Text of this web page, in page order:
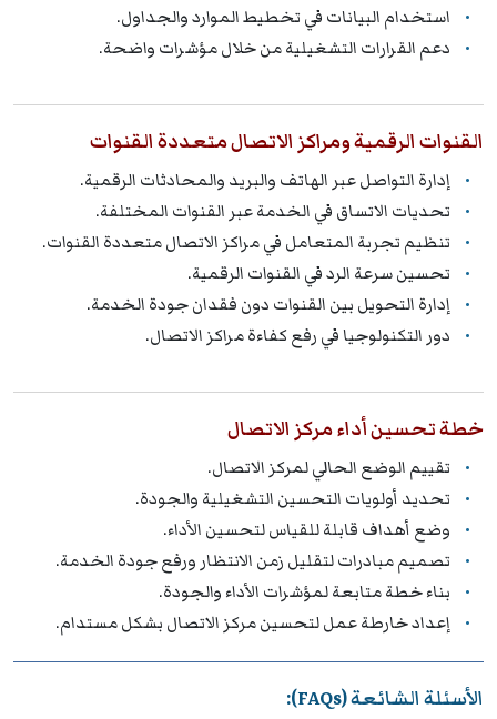
استخدام البيانات في تخطيط الموارد والجداول.
دعم القرارات التشغيلية من خلال مؤشرات واضحة.
القنوات الرقمية ومراكز الاتصال متعددة القنوات
إدارة التواصل عبر الهاتف والبريد والمحادثات الرقمية.
تحديات الاتساق في الخدمة عبر القنوات المختلفة.
تنظيم تجربة المتعامل في مراكز الاتصال متعددة القنوات.
تحسين سرعة الرد في القنوات الرقمية.
إدارة التحويل بين القنوات دون فقدان جودة الخدمة.
دور التكنولوجيا في رفع كفاءة مراكز الاتصال.
خطة تحسين أداء مركز الاتصال
تقييم الوضع الحالي لمركز الاتصال.
تحديد أولويات التحسين التشغيلية والجودة.
وضع أهداف قابلة للقياس لتحسين الأداء.
تصميم مبادرات لتقليل زمن الانتظار ورفع جودة الخدمة.
بناء خطة متابعة لمؤشرات الأداء والجودة.
إعداد خارطة عمل لتحسين مركز الاتصال بشكل مستدام.
الأسئلة الشائعة (FAQs):